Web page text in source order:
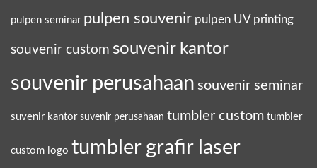
pulpen seminar pulpen souvenir pulpen UV printing
souvenir custom souvenir kantor
souvenir perusahaan souvenir seminar
suvenir kantor suvenir perusahaan tumbler custom tumbler
custom logo tumbler grafir laser